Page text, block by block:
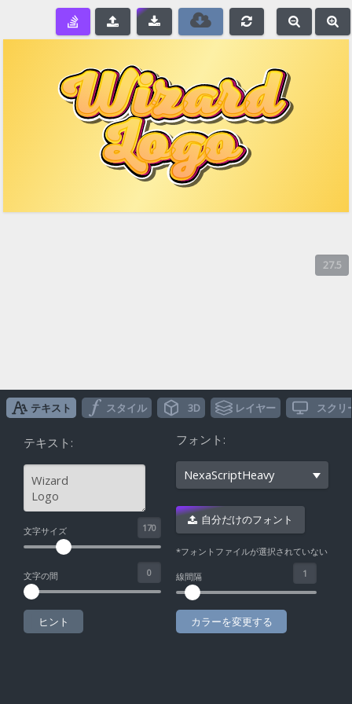
テキスト スタイル 3D レイヤー スクリ
テキスト:
文字サイズ
文字の間
ヒント
フォント:
NexaScriptHeavy
^ 自分だけのフォント
*フォントファイルが選択されていない
線間隔
カラーを変更する
e - +